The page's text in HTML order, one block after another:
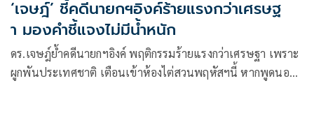
‘เจษฎ์’ ชี้คดีนายกฯอิงค์ร้ายแรงกว่าเศรษฐ
า มองคำชี้แจงไม่มีน้ำหนัก
ดร.เจษฎ์ย้ำคดีนายกฯอิงค์ พฤติกรรมร้ายแรงกว่าเศรษฐา เพราะ
ผูกพันประเทศชาติ เตือนเข้าห้องไต่สวนพฤหัสฯนี้ หากพูดนอก